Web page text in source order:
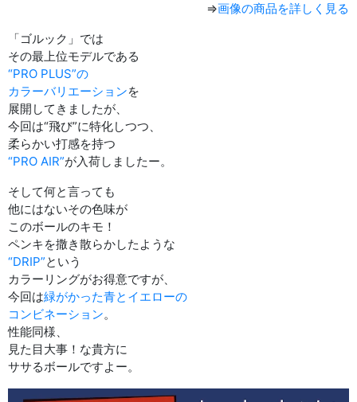
⇒画像の商品を詳しく見る
「ゴルック」では
その最上位モデルである
“PRO PLUS”の
カラーバリエーションを
展開してきましたが、
今回は“飛び”に特化しつつ、
柔らかい打感を持つ
“PRO AIR”が入荷しましたー。
そして何と言っても
他にはないその色味が
このボールのキモ！
ペンキを撒き散らかしたような
“DRIP”という
カラーリングがお得意ですが、
今回は緑がかった青とイエローの
コンビネーション。
性能同様、
見た目大事！な貴方に
ササるボールですよー。